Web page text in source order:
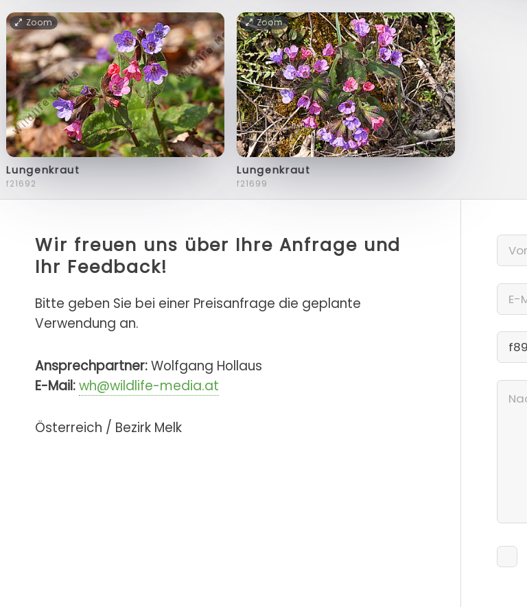
Zoom
Lungenkraut
f21692
Zoom
Lungenkraut
f21699
Wir freuen uns über Ihre Anfrage und
Ihr Feedback!
Bitte geben Sie bei einer Preisanfrage die geplante
Verwendung an.
Ansprechpartner:Wolfgang Hollaus
E-Mail:wh@wildlife-media.at
Österreich / Bezirk Melk